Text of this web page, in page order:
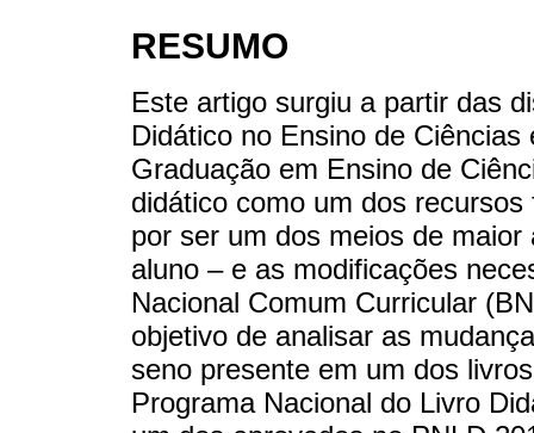
RESUMO
Este artigo surgiu a partir das
Didático no Ensino de
Graduação em Ensino de
didático como um dos
por ser um dos meios de
aluno – e as modificações
Nacional Comum Curricular
objetivo de analisar as
seno presente em um dos
Programa Nacional do Livro